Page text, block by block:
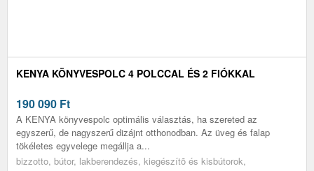
KENYA KÖNYVESPOLC 4 POLCCAL ÉS 2 FIÓKKAL
190 090 Ft
A KENYA könyvespolc optimális választás, ha szereted az
egyszerű, de nagyszerű dizájnt otthonodban. Az üveg és falap
tökéletes egyvelege megállja a...
bizzotto, bútor, lakberendezés, kiegészítõ és kisbútorok,